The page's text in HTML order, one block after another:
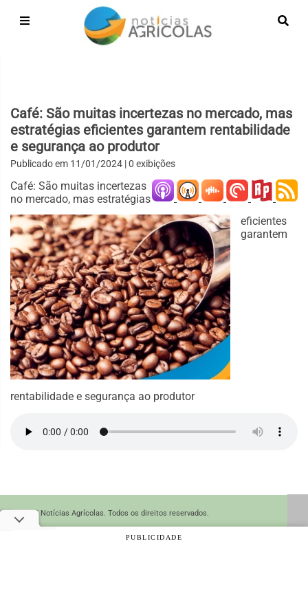
Café: São muitas incertezas no mercado, mas
estratégias eficientes garantem rentabilidade
e segurança ao produtor
Publicado em 11/01/2024 | 0 exibições
Café: São muitas incertezas
no mercado, mas estratégias
eficientes
garantem
rentabilidade e segurança ao produtor
© 2026 Notícias Agrícolas. Todos os direitos reservados.
PUBLICIDADE